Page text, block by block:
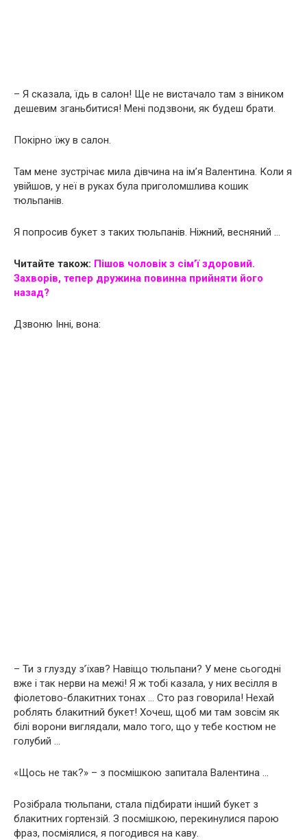
– Я сказала, їдь в салон! Ще не вистачало там з віником
дешевим зганьбитися! Мені подзвони, як будеш брати.
Покірно їжу в салон.
Там мене зустрічає мила дівчина на ім’я Валентина. Коли я
увійшов, у неї в руках була приголомшлива кошик
тюльпанів.
Я попросив букет з таких тюльпанів. Ніжний, весняний …
Читайте також: Пішов чоловік з сім’ї здоровий.
Зaxвopiв, тепер дружина повинна прийняти його
назад?
Дзвоню Інні, вона:
– Ти з глузду з’їхав? Навіщо тюльпани? У мене сьогодні
вже і так нерви на межі! Я ж тобі казала, у них весілля в
фіолетово-блакитних тонах … Сто раз говорила! Нехай
роблять блакитний букет! Хочеш, щоб ми там зовсім як
білі ворони виглядали, мало того, що у тебе костюм не
голубий …
«Щось не так?» – з посмішкою запитала Валентина …
Розібрала тюльпани, стала підбирати інший букет з
блакитних гортензій. З посмішкою, перекинулися парою
фраз, посміялися, я погодився на каву.